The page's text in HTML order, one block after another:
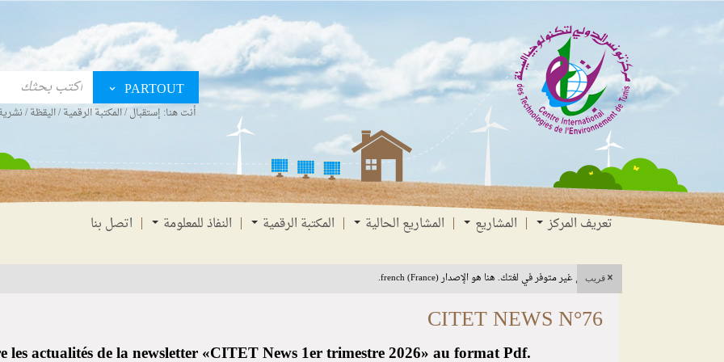
انتقل
القائمة
انتقال
المحتوى
الانتقال
البحث
PARTOUT
أنت هنا: إستقبال/المكتبة الرقمية/اليقظة/
تعريف المركز المشاريع المشاريع الحالية المكتبة الرقمية النفاذ للمعلومة اتصل بنا
هذا المحتوى غير متوفر في لغتك. هنا هو الإصدار french (France).
قريب
CITET NEWS N°76